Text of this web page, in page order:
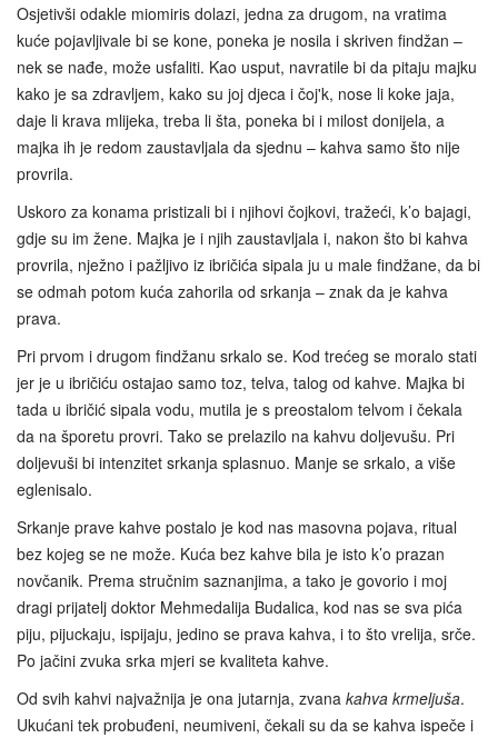
Osjetivši odakle miomiris dolazi, jedna za drugom, na vratima
kuće pojavljivale bi se kone, poneka je nosila i skriven findžan –
nek se nađe, može usfaliti. Kao usput, navratile bi da pitaju majku
kako je sa zdravljem, kako su joj djeca i čoj'k, nose li koke jaja,
daje li krava mlijeka, treba li šta, poneka bi i milost donijela, a
majka ih je redom zaustavljala da sjednu – kahva samo što nije
provrila.
Uskoro za konama pristizali bi i njihovi čojkovi, tražeći, k’o bajagi,
gdje su im žene. Majka je i njih zaustavljala i, nakon što bi kahva
provrila, nježno i pažljivo iz ibričića sipala ju u male findžane, da bi
se odmah potom kuća zahorila od srkanja – znak da je kahva
prava.
Pri prvom i drugom findžanu srkalo se. Kod trećeg se moralo stati
jer je u ibričiću ostajao samo toz, telva, talog od kahve. Majka bi
tada u ibričić sipala vodu, mutila je s preostalom telvom i čekala
da na šporetu provri. Tako se prelazilo na kahvu doljevušu. Pri
doljevuši bi intenzitet srkanja splasnuo. Manje se srkalo, a više
eglenisalo.
Srkanje prave kahve postalo je kod nas masovna pojava, ritual
bez kojeg se ne može. Kuća bez kahve bila je isto k’o prazan
novčanik. Prema stručnim saznanjima, a tako je govorio i moj
dragi prijatelj doktor Mehmedalija Budalica, kod nas se sva pića
piju, pijuckaju, ispijaju, jedino se prava kahva, i to što vrelija, srče.
Po jačini zvuka srka mjeri se kvaliteta kahve.
Od svih kahvi najvažnija je ona jutarnja, zvana kahva krmeljuša.
Ukućani tek probuđeni, neumiveni, čekali su da se kahva ispeče i